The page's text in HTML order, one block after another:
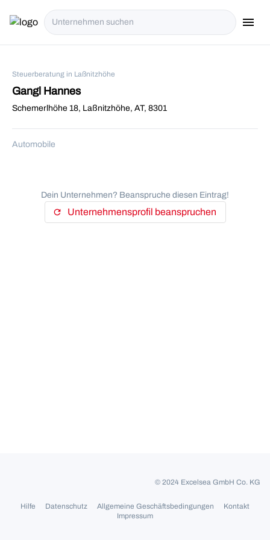
menu
Steuerberatung in Laßnitzhöhe
Gangl Hannes
Schemerlhöhe 18, Laßnitzhöhe, AT, 8301
Automobile
Dein Unternehmen? Beanspruche diesen Eintrag!
refresh Unternehmensprofil beanspruchen
© 2024 Excelsea GmbH Co. KG
Hilfe Datenschutz Allgemeine Geschäftsbedingungen
Kontakt
Impressum